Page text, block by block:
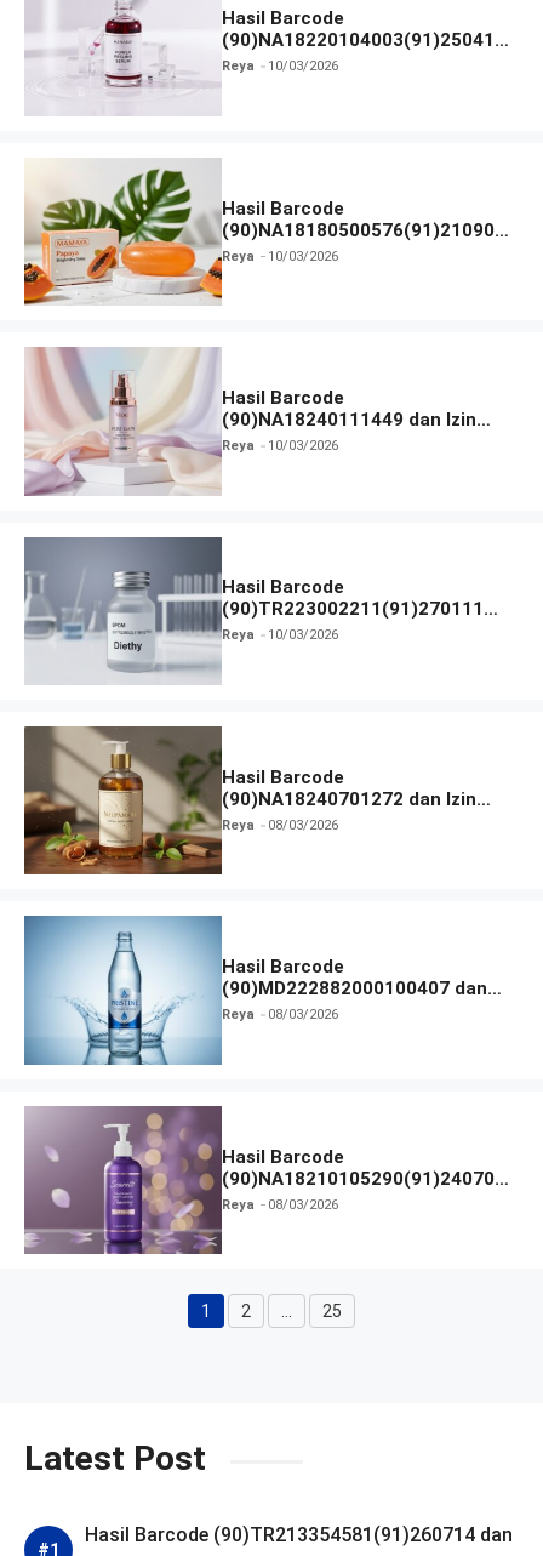
Hasil Barcode
(90)NA18220104003(91)250418
dan Izin BPOM
Reya 10/03/2026
Hasil Barcode
(90)NA18180500576(91)210906
dan Izin BPOM
Reya 10/03/2026
Hasil Barcode
(90)NA18240111449 dan Izin
BPOM
Reya 10/03/2026
Hasil Barcode
(90)TR223002211(91)270111
dan Izin BPOM
Reya 10/03/2026
Hasil Barcode
(90)NA18240701272 dan Izin
BPOM
Reya 08/03/2026
Hasil Barcode
(90)MD222882000100407 dan
Izin BPOM
Reya 08/03/2026
Hasil Barcode
(90)NA18210105290(91)240703
dan Izin BPOM
Reya 08/03/2026
Halaman
1 Halaman
2 … Halaman
25
Latest Post
Hasil Barcode (90)TR213354581(91)260714 dan